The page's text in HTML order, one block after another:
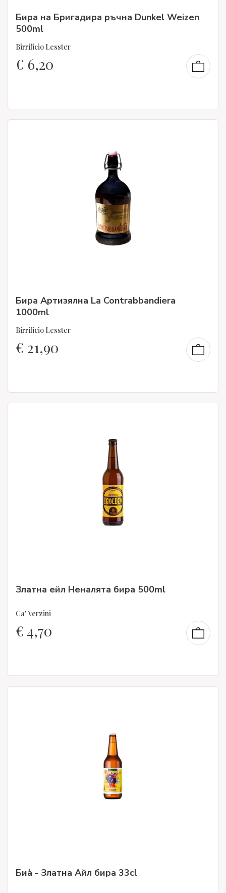
Бира на Бригадира ръчна Dunkel Weizen
500ml
Birrificio Lesster
€ 6,20
Бира Артизялна La Contrabbandiera
1000ml
Birrificio Lesster
€ 21,90
Златна ейл Неналята бира 500ml
Ca' Verzini
€4,70
Биà - Златна Айл бира 33cl